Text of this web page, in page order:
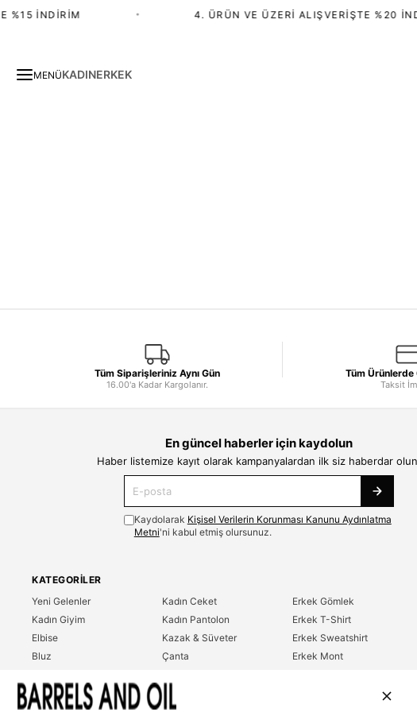
%15 İNDIRIM 4. ÜRÜN VE ÜZERI ALIŞVERIŞTE %20
MENÜKADINERKEK
Tüm Siparişleriniz Aynı Gün
16.00'a Kadar Kargolanır.
Tüm Ürünlerde
Taksit
En güncel haberler için kaydolun
Haber listemize kayıt olarak kampanyalardan ilk siz haberdar
Kaydolarak Kişisel Verilerin Korunması Kanunu Aydınlatma
Metni'ni kabul etmiş olursunuz.
KATEGORILER
Yeni Gelenler
Kadın Giyim
Elbise
Bluz
T-Shirt
Kadın Ceket
Kadın Pantolon
Kazak & Süveter
Çanta
Erkek Gömlek
Erkek T-Shirt
Erkek Sweatshirt
Erkek Mont